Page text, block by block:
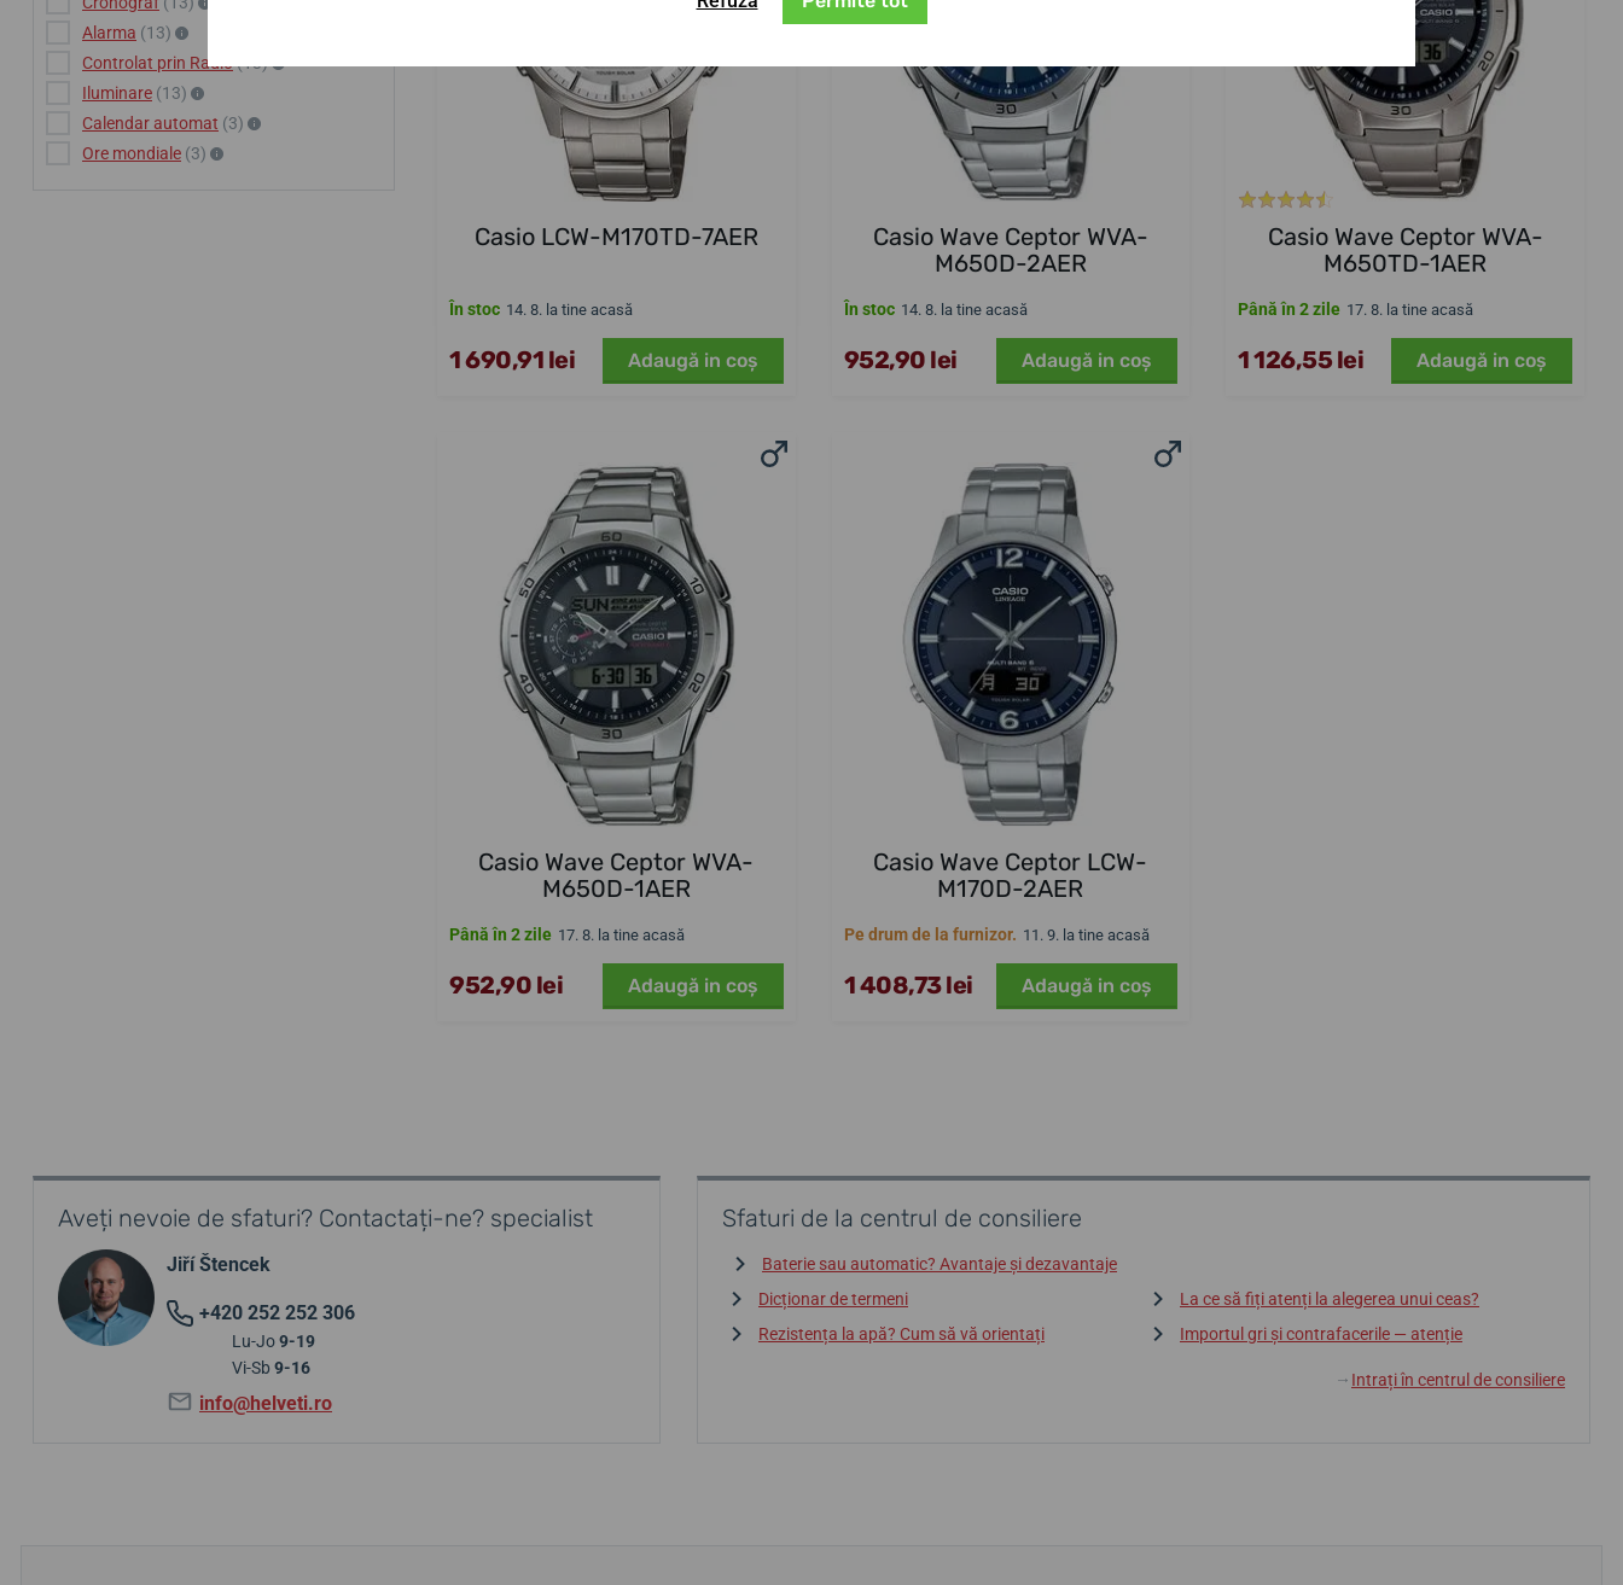
Alarma (13)
Controlat prin Radio(13)
Iluminare (13)
Calendar automat (3)
Ore mondiale (3)
Casio LCW-M170TD-7AER
În stoc 14. 8. la tine acasă
1 690,91 lei Adaugă in coş
Casio Wave Ceptor WVA-
M650D-2AER
În stoc 14. 8. la tine acasă
952,90 lei Adaugă in coş
Casio Wave Ceptor WVA-
M650TD-1AER
Până în 2 zile 17. 8. la tine acasă
1 126,55 lei Adaugă in coş
Casio Wave Ceptor WVA-
M650D-1AER
Până în 2 zile 17. 8. la tine acasă
952,90 lei Adaugă in coş
Casio Wave Ceptor LCW-
M170D-2AER
Pe drum de la furnizor. 11. 9. la tine acasă
1 408,73 lei Adaugă in coş
Aveți nevoie de sfaturi? Contactați-ne? specialist
Jiří Štencek
+420 252 252 306
Lu-Jo9-19
Vi-Sb 9-16
info@helveti.ro
Sfaturi de la centrul de consiliere
Baterie sau automatic? Avantaje și dezavantaje
Dicționar de termeni
La ce să fiți atenți la alegerea unui ceas?
Rezistența la apă? Cum să vă orientați
Importul gri și contrafacerile — atenție
↓ Intrați în centrul de consiliere